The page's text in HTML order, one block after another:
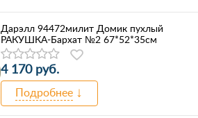
Дарэлл 94472милит Домик пухлый
РАКУШКА-Бархат №2 67*52*35см
4 170 руб.
Подробнее